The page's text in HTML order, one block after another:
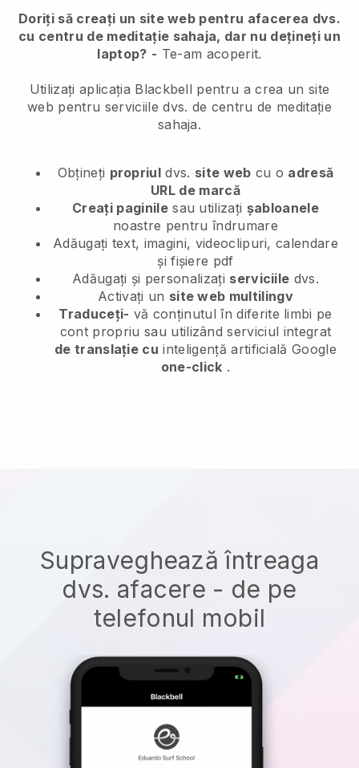
Doriți să creați un site web pentru afacerea dvs.
cu centru de meditație sahaja, dar nu dețineți un
laptop? - Te-am acoperit.
Utilizați aplicația Blackbell pentru a crea un site
web pentru serviciile dvs. de centru de meditație
sahaja.
Obțineți propriul dvs. site web cu o adresă
URL de marcă
Creați paginilesau utilizați șabloanele
noastre pentru îndrumare
Adăugați text, imagini, videoclipuri, calendare
și fișiere pdf
Adăugați și personalizați serviciile dvs.
Activați un site web multilingv
Traduceți- vă conținutul în diferite limbi pe
cont propriu sau utilizând serviciul integrat
de translație cu inteligență artificială Google
one-click .
Supraveghează întreaga
dvs. afacere - de pe
telefonul mobil